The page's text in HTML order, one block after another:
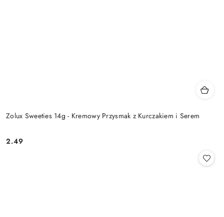
Zolux Sweeties 14g - Kremowy Przysmak z Kurczakiem i Serem
Cena:
2.49